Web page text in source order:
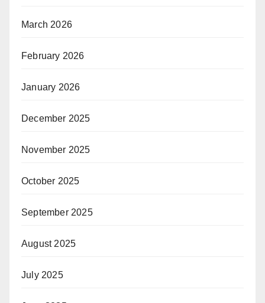
March 2026
February 2026
January 2026
December 2025
November 2025
October 2025
September 2025
August 2025
July 2025